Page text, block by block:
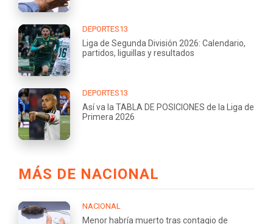
DEPORTES13
Liga de Segunda División 2026: Calendario,
partidos, liguillas y resultados
DEPORTES13
Así va la TABLA DE POSICIONES de la Liga de
Primera 2026
MÁS DE NACIONAL
NACIONAL
Menor habría muerto tras contagio de